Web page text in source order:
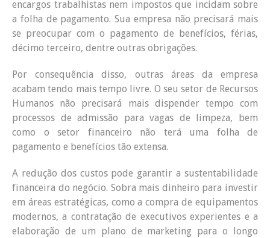
encargos trabalhistas nem impostos que incidam sobre
a folha de pagamento. Sua empresa não precisará mais
se preocupar com o pagamento de benefícios, férias,
décimo terceiro, dentre outras obrigações.
Por consequência disso, outras áreas da empresa
acabam tendo mais tempo livre. O seu setor de Recursos
Humanos não precisará mais dispender tempo com
processos de admissão para vagas de limpeza, bem
como o setor financeiro não terá uma folha de
pagamento e benefícios tão extensa.
A redução dos custos pode garantir a sustentabilidade
financeira do negócio. Sobra mais dinheiro para investir
em áreas estratégicas, como a compra de equipamentos
modernos, a contratação de executivos experientes e a
elaboração de um plano de marketing para o longo